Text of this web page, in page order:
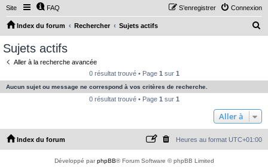
Site FAQ Connexion
S’enregistrer
Index du forum Rechercher Sujets actifs
e
c
e
Sujets actifs
Aller à la recherche avancée
0 résultat trouvé • Page 1 sur 1
Aucun sujet ou message ne correspond à vos critères de recherche.
0 résultat trouvé • Page 1 sur 1
Aller à
Index du forum Heures au format UTC+01:00
Développé parphpBB® Forum Software © phpBB Limited